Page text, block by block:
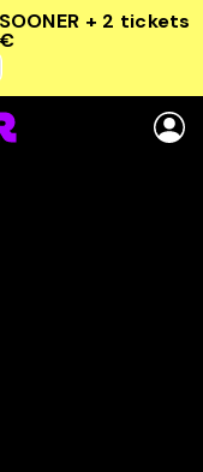
+ 2 tickets